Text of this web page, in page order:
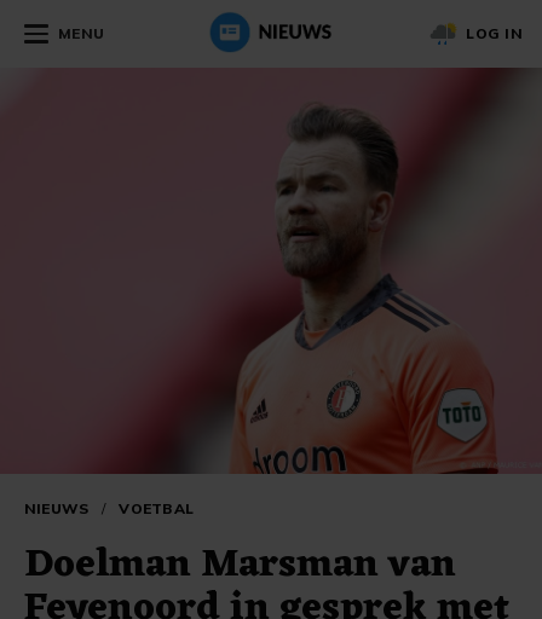
MENU LOG IN
NIEUWS / VOETBAL
Doelman Marsman van